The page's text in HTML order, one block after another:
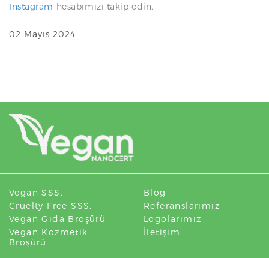
Instagram hesabımızı takip edin.
02 Mayıs 2024
Vegan SSS.
Cruelty Free SSS.
Vegan Gıda Broşürü
Vegan Kozmetik
Broşürü
Blog
Referanslarımız
Logolarımız
İletişim